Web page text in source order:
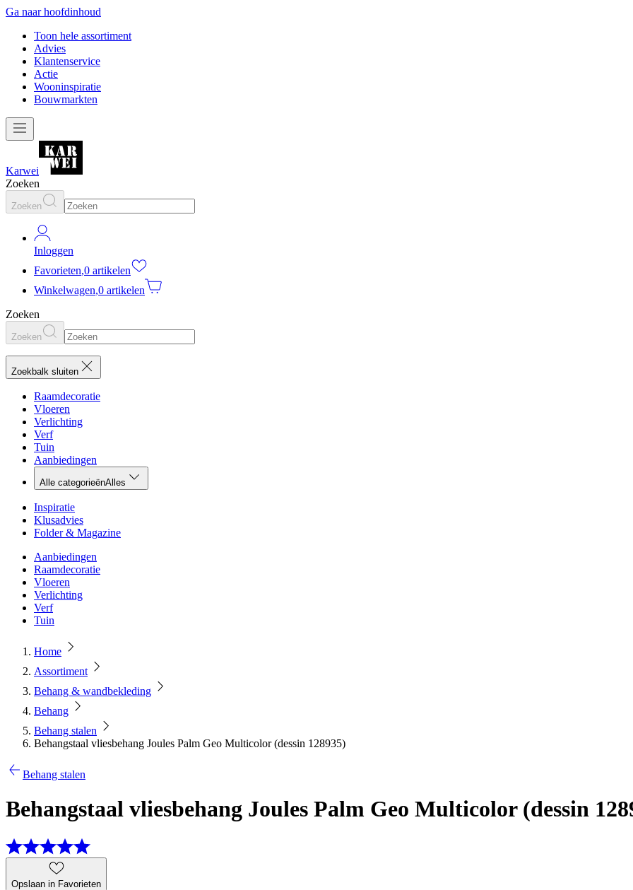
Ga naar hoofdinhoud
Toon hele assortiment
Advies
Klantenservice
Actie
Wooninspiratie
Bouwmarkten
Karwei
Zoeken
Zoeken
Inloggen
Favorieten,0 artikelen
Winkelwagen,0 artikelen
Zoeken
Zoeken
Zoekbalk sluiten
Raamdecoratie
Vloeren
Verlichting
Verf
Tuin
Aanbiedingen
Alle categorieënAlles
Inspiratie
Klusadvies
Folder & Magazine
Aanbiedingen
Raamdecoratie
Vloeren
Verlichting
Verf
Tuin
Home
Assortiment
Behang & wandbekleding
Behang
Behang stalen
Behangstaal vliesbehang Joules Palm Geo Multicolor (dessin 128935)
Behang stalen
Behangstaal vliesbehang Joules Palm Geo Multicolor (dessin
Opslaan in Favorieten